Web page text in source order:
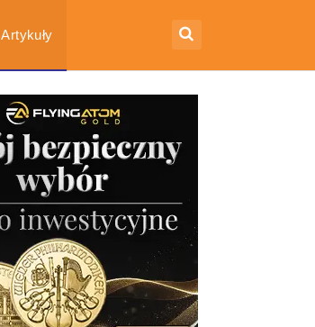
Artykuły